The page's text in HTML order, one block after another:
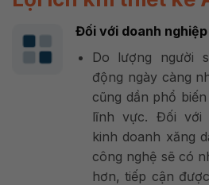
Đối với doanh nghiệp
Do lượng người
động ngày càng
cũng dần phổ
lĩnh vực. Đối với
kinh doanh xăng
công nghệ sẽ có
hơn, tiếp cận